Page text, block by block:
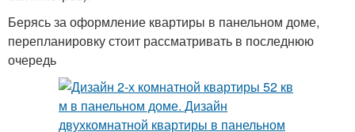
Берясь за оформление квартиры в панельном доме,
перепланировку стоит рассматривать в последнюю
очередь